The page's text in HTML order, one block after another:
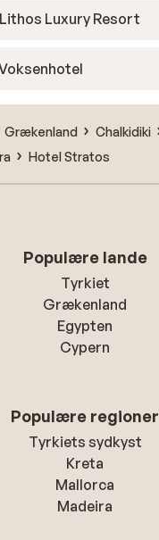
Luxury Resort
Grækenland
Chalkidiki
Hotel Stratos
Populære lande
Tyrkiet
Grækenland
Egypten
Cypern
Populære regioner
Tyrkiets sydkyst
Kreta
Mallorca
Madeira